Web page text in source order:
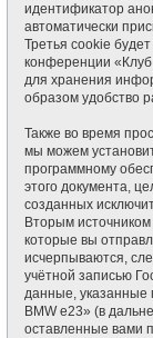
идентификатор
автоматически
Третья cookie
конференции «Клуб
для хранения
образом удобство
Также во время
мы можем
программному
этого документа,
созданных
Вторым
которые вы
исчерпываются,
учётной записью
данные, указанные
BMW e23» (в
оставленные вами